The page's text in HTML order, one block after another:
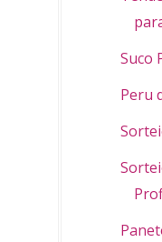
Suco
Peru